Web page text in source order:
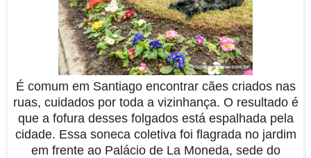
É comum em Santiago encontrar cães criados nas
ruas, cuidados por toda a vizinhança. O resultado é
que a fofura desses folgados está espalhada pela
cidade. Essa soneca coletiva foi flagrada no jardim
em frente ao Palácio de La Moneda, sede do